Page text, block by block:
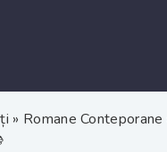
» Romane Conteporane